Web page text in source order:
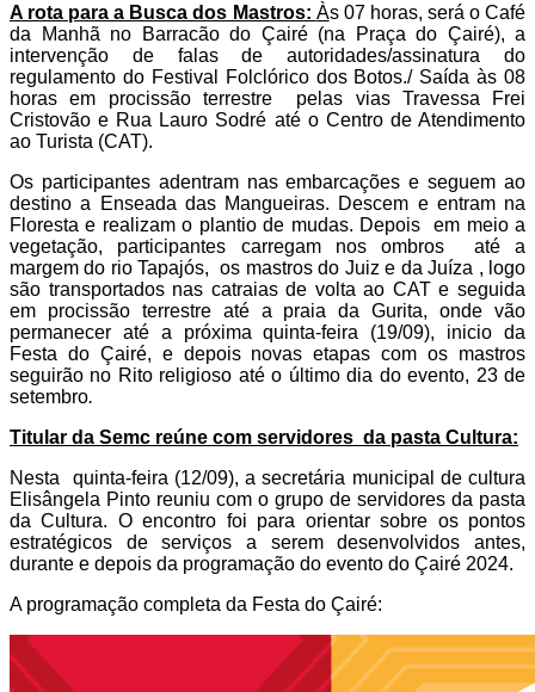
A rota para a Busca dos Mastros: Às 07 horas, será o Café
da Manhã no Barracão do Çairé (na Praça do Çairé), a
intervenção de falas de autoridades/assinatura do
regulamento do Festival Folclórico dos Botos./ Saída às 08
horas em procissão terrestre
pelas vias Travessa Frei
Cristovão e Rua Lauro Sodré até o Centro de Atendimento
ao Turista (CAT).
Os participantes adentram nas embarcações e seguem ao
destino a Enseada das Mangueiras. Descem e entram na
Floresta e realizam o plantio de mudas. Depois
em meio a
vegetação, participantes carregam nos ombros
até a
margem do rio Tapajós,
os mastros do Juiz e da Juíza , logo
são transportados nas catraias de volta ao CAT e seguida
em procissão terrestre até a praia da Gurita, onde vão
permanecer até a próxima quinta-feira (19/09), inicio da
Festa do Çairé, e depois novas etapas com os mastros
seguirão no Rito religioso até o último dia do evento, 23 de
setembro.
Titular da Semc reúne com servidores da pasta Cultura:
Nesta
quinta-feira (12/09), a secretária municipal de cultura
Elisângela Pinto reuniu com o grupo de servidores da pasta
da Cultura. O encontro foi para orientar sobre os pontos
estratégicos de serviços a serem desenvolvidos antes,
durante e depois da programação do evento do Çairé 2024.
A programação completa da Festa do Çairé: